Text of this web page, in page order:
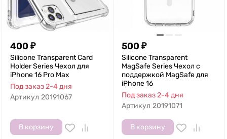
400 ₽
Silicone Transparent Card
Holder Series Чехол для
iPhone 16 Pro Max
Под заказ 2-4 дня
Артикул 20191067
В корзину
500 ₽
Silicone Transparent
MagSafe Series Чехол с
поддержкой MagSafe для
iPhone 16
Под заказ 2-4 дня
Артикул 20191071
В корзину